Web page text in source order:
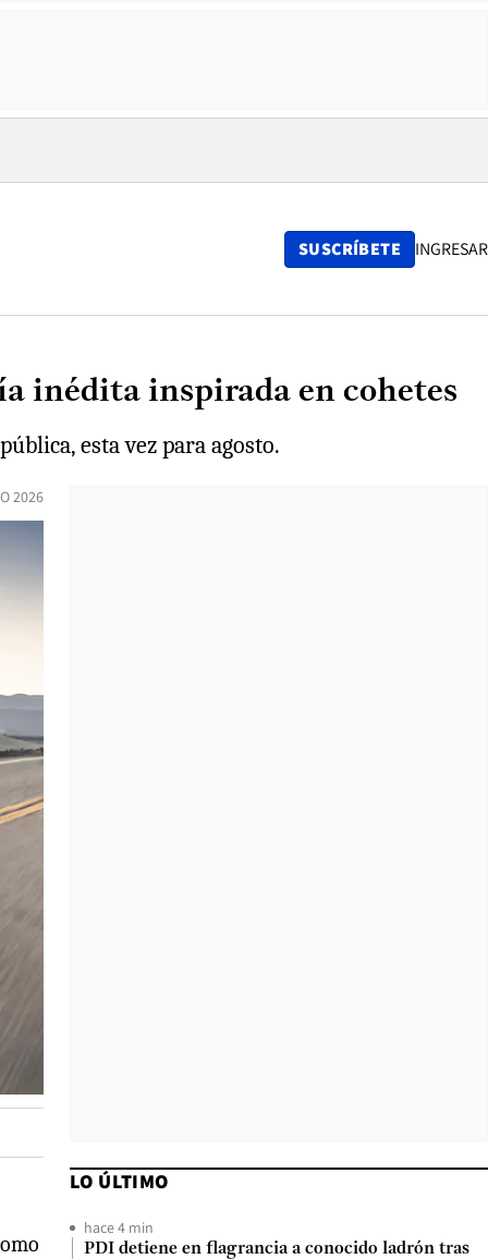
SUSCRÍBETE INGRESAR
inédita inspirada en cohetes
esta vez para agosto.
2026
LO ÚLTIMO
hace 4 min
PDI detiene en flagrancia a conocido ladrón tras